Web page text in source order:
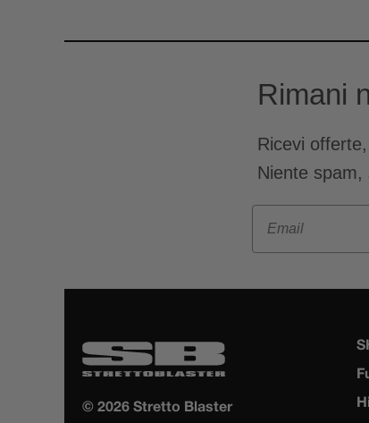
Rimani
Ricevi
Niente spam,
Email
© 2026 Stretto Blaster